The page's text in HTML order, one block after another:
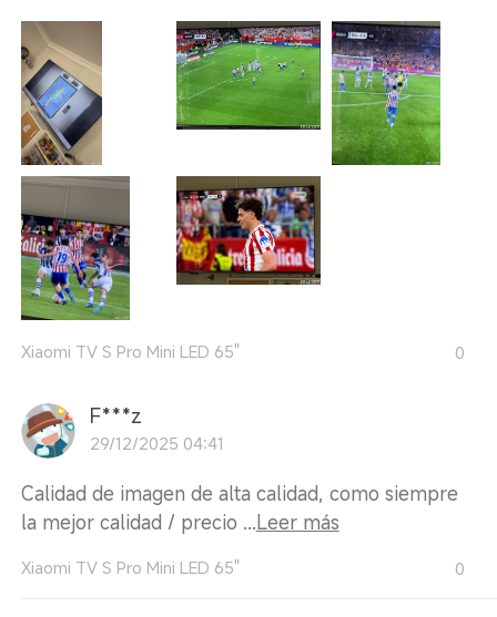
Xiaomi TV S Pro Mini LED 65" 0
F***z
29/12/2025 04:41
Calidad de imagen de alta calidad, como siempre
la mejor calidad / precio ...Leer más
Xiaomi TV S Pro Mini LED 65" 0